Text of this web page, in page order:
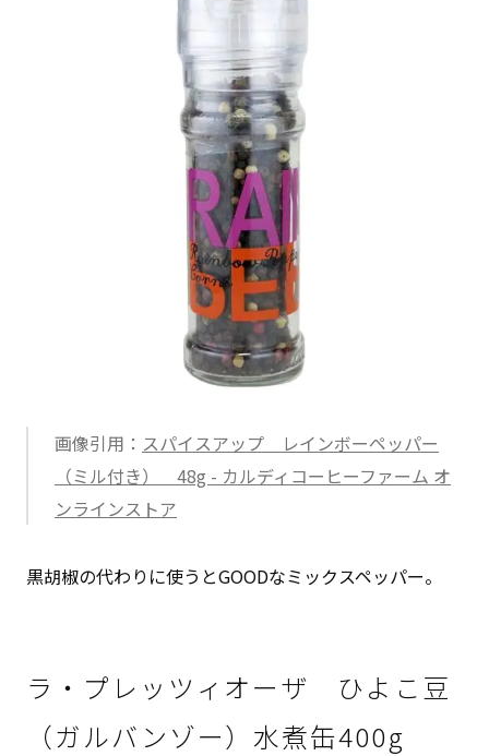
画像引用： スパイスアップ レインボーペッパー
（ミル付き） 48g - カルディコーヒーファーム オ
ンラインストア
黒胡椒の代わりに使うとGOODなミックスペッパー。
ラ・プレッツィオーザ ひよこ豆
（ガルバンゾー）水煮缶400g